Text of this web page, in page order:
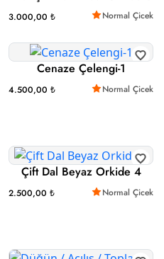
3.000,00 ₺ Normal Çicek
Cenaze Çelengi-1
4.500,00 ₺ Normal Çicek
Çift Dal Beyaz Orkide 4
2.500,00 ₺ Normal Çicek